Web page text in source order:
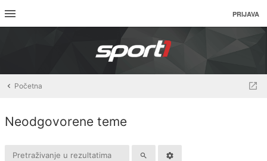
PRIJAVA
Početna
Neodgovorene teme